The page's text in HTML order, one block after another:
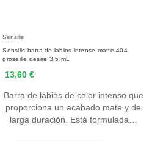
Sensilis
Sensilis barra de labios intense matte 404
groseille desire 3,5 mL
13,60 €
Barra de labios de color intenso que
proporciona un acabado mate y de
larga duración. Está formulada…